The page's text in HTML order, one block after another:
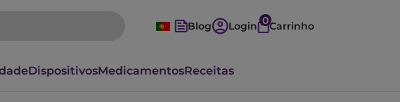
Blog Login 0Carrinho
DispositivosMedicamentosReceitas